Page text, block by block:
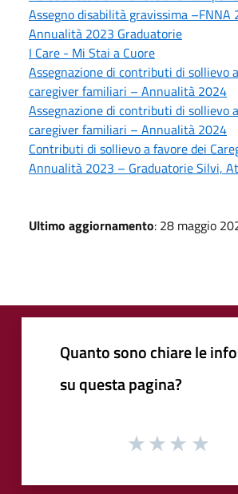
Assegno disabilità gravissima
Annualità 2023 Graduatorie
I Care - Mi Stai a Cuore
Assegnazione di contributi di sollievo
caregiver familiari – Annualità 2024
Assegnazione di contributi di sollievo
caregiver familiari – Annualità 2024
Contributi di sollievo a favore dei
Annualità 2023 – Graduatorie Silvi,
Ultimo aggiornamento: 28 maggio
Quanto sono chiare le
su questa pagina?